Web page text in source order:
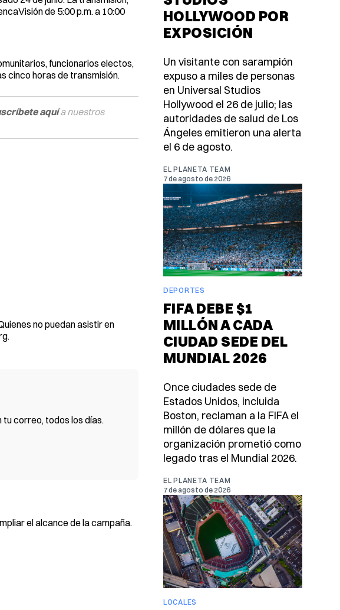
de 5:00 p.m. a 10:00
funcionarios electos,
cinco horas de transmisión.
aquía nuestros
no puedan asistir en
.
correo, todos los días.
el alcance de la campaña.
HOLLYWOOD POR
EXPOSICIÓN
Un visitante con sarampión
expuso a miles de personas
en Universal Studios
Hollywood el 26 de julio; las
autoridades de salud de Los
Ángeles emitieron una alerta
el 6 de agosto.
EL PLANETA TEAM
7 de agosto de 2026
DEPORTES
FIFA DEBE $1
MILLÓN A CADA
CIUDAD SEDE DEL
MUNDIAL 2026
Once ciudades sede de
Estados Unidos, incluida
Boston, reclaman a la FIFA el
millón de dólares que la
organización prometió como
legado tras el Mundial 2026.
EL PLANETA TEAM
7 de agosto de 2026
LOCALES